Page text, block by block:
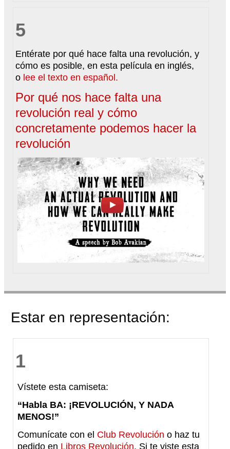
5
Entérate por qué hace falta una revolución, y
cómo es posible, en esta película en inglés,
o lee el texto en español.
Por qué nos hace falta una
revolución real y cómo
concretamente podemos hacer la
revolución
Estar en representación:
1
Vístete esta camiseta:
“Habla BA: ¡REVOLUCIÓN, Y NADA
MENOS!”
Comunícate con el Club Revolución o haz tu
pedido en Libros Revolución. Si te viste esta